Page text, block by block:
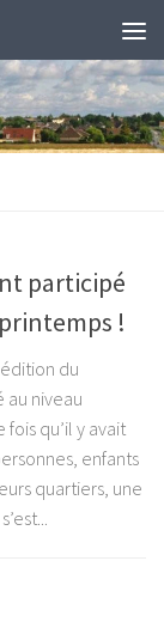
participé
!
du
niveau
qu’il y avait
enfants
quartiers, une